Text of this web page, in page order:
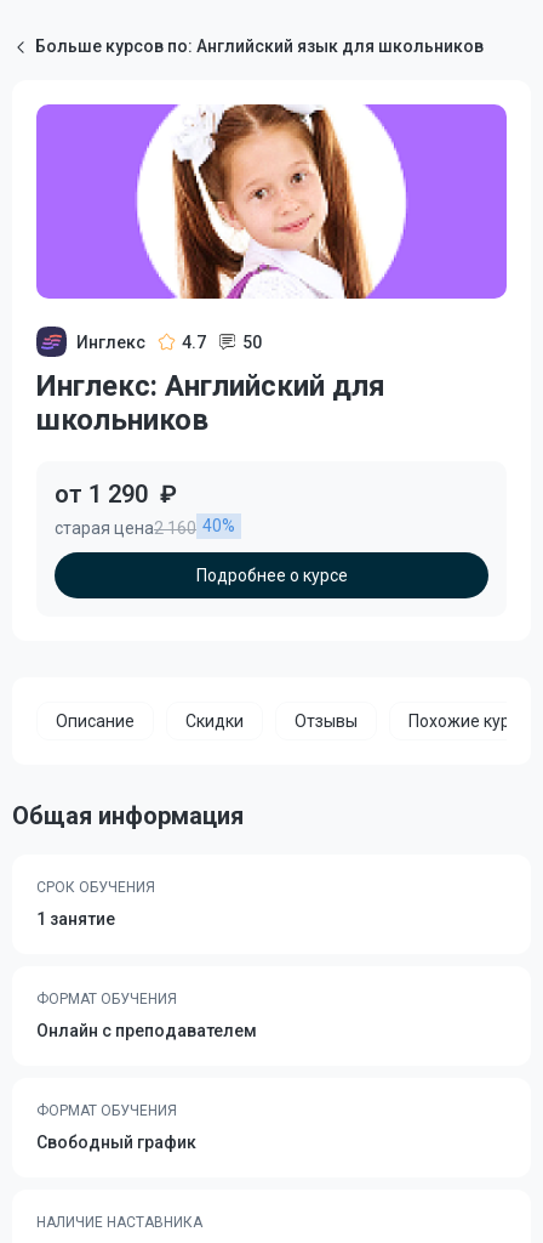
Больше курсов по: Английский язык для школьников
Инглекс 4.7 50
Инглекс: Английский для
школьников
от 1 290 ₽
старая цена2 160 40%
Подробнее о курсе
Описание Скидки Отзывы Похожие курсы
Общая информация
СРОК ОБУЧЕНИЯ
1 занятие
ФОРМАТ ОБУЧЕНИЯ
Онлайн с преподавателем
ФОРМАТ ОБУЧЕНИЯ
Свободный график
НАЛИЧИЕ НАСТАВНИКА